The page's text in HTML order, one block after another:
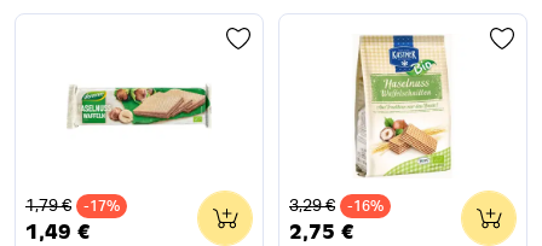
Alter Preis
1,79 € -17%
1,49 €
0 Alter Preis
3,29 € -16%
2,75 €
0